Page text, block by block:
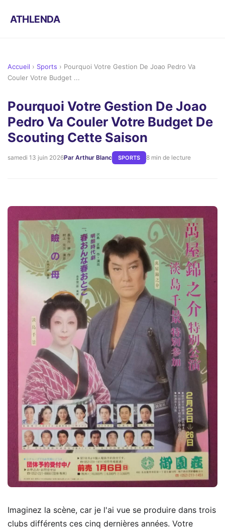
ATHLENDA
Accueil › Sports › Pourquoi Votre Gestion De Joao Pedro Va
Couler Votre Budget ...
Pourquoi Votre Gestion De Joao
Pedro Va Couler Votre Budget De
Scouting Cette Saison
samedi 13 juin 2026Par Arthur Blanc SPORTS 8 min de lecture
Imaginez la scène, car je l'ai vue se produire dans trois
clubs différents ces cinq dernières années. Votre